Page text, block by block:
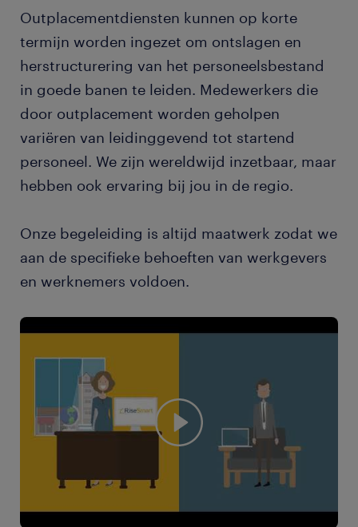
Outplacementdiensten kunnen op korte
termijn worden ingezet om ontslagen en
herstructurering van het personeelsbestand
in goede banen te leiden. Medewerkers die
door outplacement worden geholpen
variëren van leidinggevend tot startend
personeel. We zijn wereldwijd inzetbaar, maar
hebben ook ervaring bij jou in de regio.
Onze begeleiding is altijd maatwerk zodat we
aan de specifieke behoeften van werkgevers
en werknemers voldoen.